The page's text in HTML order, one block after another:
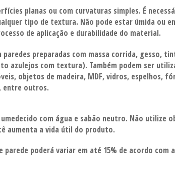
planas ou com curvaturas simples. É
tipo de textura. Não pode estar úmida ou
de aplicação e durabilidade do material.
preparadas com massa corrida, gesso,
azulejos com textura). Também podem ser
objetos de madeira, MDF, vidros, espelhos,
entre outros.
com água e sabão neutro. Não utilize
aumenta a vida útil do produto.
parede poderá variar em até 15% de acordo com